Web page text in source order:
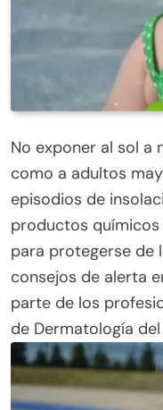
No exponer al sol a
como a adultos
episodios de
productos
para protegerse de
consejos de alerta
parte de los
de Dermatología